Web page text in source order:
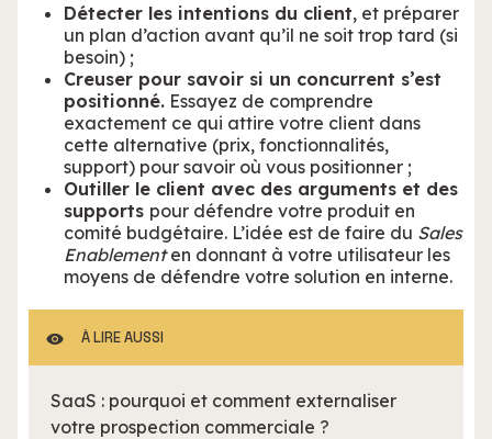
Détecter les intentions du client, et préparer
un plan d’action avant qu’il ne soit trop tard (si
besoin) ;
Creuser pour savoir si un concurrent s’est
positionné. Essayez de comprendre
exactement ce qui attire votre client dans
cette alternative (prix, fonctionnalités,
support) pour savoir où vous positionner ;
Outiller le client avec des arguments et des
supports pour défendre votre produit en
comité budgétaire. L’idée est de faire du Sales
Enablementen donnant à votre utilisateur les
moyens de défendre votre solution en interne.
À LIRE AUSSI
SaaS : pourquoi et comment externaliser
votre prospection commerciale ?